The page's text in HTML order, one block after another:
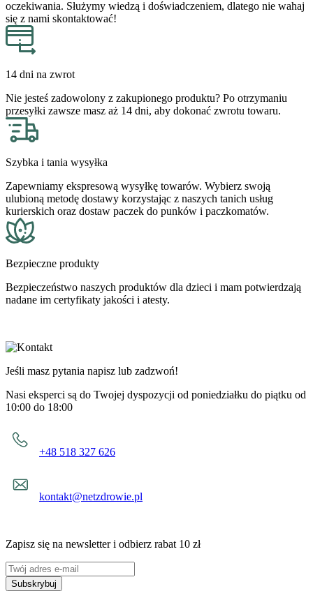
oczekiwania. Służymy wiedzą i doświadczeniem, dlatego nie wahaj
się z nami skontaktować!
14 dni na zwrot
Nie jesteś zadowolony z zakupionego produktu? Po otrzymaniu
przesyłki zawsze masz aż 14 dni, aby dokonać zwrotu towaru.
Szybka i tania wysyłka
Zapewniamy ekspresową wysyłkę towarów. Wybierz swoją
ulubioną metodę dostawy korzystając z naszych tanich usług
kurierskich oraz dostaw paczek do punków i paczkomatów.
Bezpieczne produkty
Bezpieczeństwo naszych produktów dla dzieci i mam potwierdzają
nadane im certyfikaty jakości i atesty.
Jeśli masz pytania napisz lub zadzwoń!
Nasi eksperci są do Twojej dyspozycji od poniedziałku do piątku od
10:00 do 18:00
+48 518 327 626
kontakt@netzdrowie.pl
Zapisz się na newsletter i odbierz rabat 10 zł
Subskrybuj